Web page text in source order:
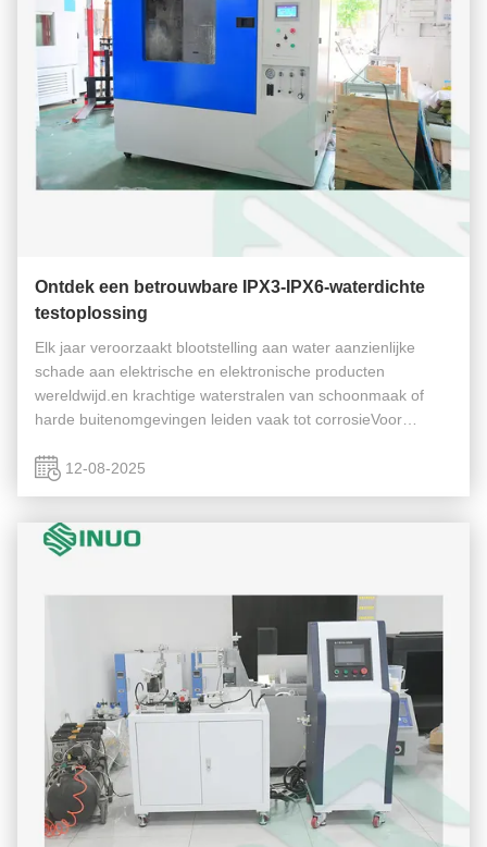
Ontdek een betrouwbare IPX3-IPX6-waterdichte
testoplossing
Elk jaar veroorzaakt blootstelling aan water aanzienlijke
schade aan elektrische en elektronische producten
wereldwijd.en krachtige waterstralen van schoonmaak of
harde buitenomgevingen leiden vaak tot corrosieVoor
van water kortsluitingen...
12-08-2025